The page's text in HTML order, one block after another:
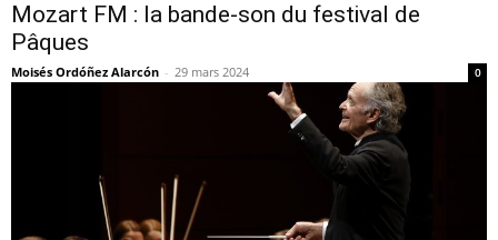
Mozart FM : la bande-son du festival de
Pâques
Moisés Ordóñez Alarcón - 29 mars 2024 0